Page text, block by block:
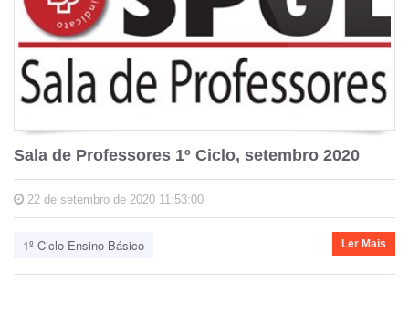
Sala de Professores 1º Ciclo, setembro 2020
22 de setembro de 2020 11:53:00
1º Ciclo Ensino Básico Ler Mais